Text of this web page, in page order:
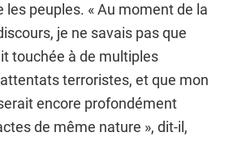
les peuples. « Au moment de la
je ne savais pas que
touchée à de multiples
terroristes, et que mon
encore profondément
de même nature », dit-il,